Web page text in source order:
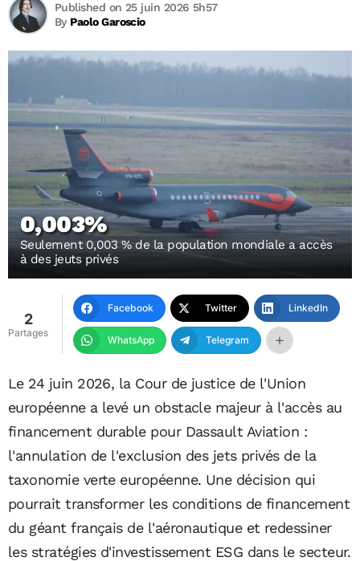
By Paolo Garoscio
Published on 25 juin 2026 5h57
0,003%
Seulement 0,003 % de la population mondiale a accès
à des jeuts privés
2
Partages
Facebook Twitter LinkedIn
WhatsApp Telegram
Le 24 juin 2026, la Cour de justice de l'Union
européenne a levé un obstacle majeur à l'accès au
financement durable pour Dassault Aviation :
l'annulation de l'exclusion des jets privés de la
taxonomie verte européenne. Une décision qui
pourrait transformer les conditions de financement
du géant français de l'aéronautique et redessiner
les stratégies d'investissement ESG dans le secteur.